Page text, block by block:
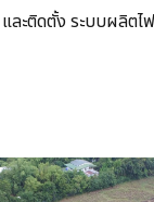
ละติดตั้ง ระบบผลิต